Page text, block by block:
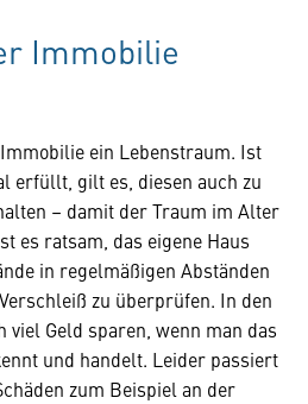
Immobilie
ein Lebenstraum. Ist
erfüllt, gilt es, diesen auch zu
– damit der Traum im Alter
es ratsam, das eigene Haus
in regelmäßigen Abständen
zu überprüfen. In den
Geld sparen, wenn man das
und handelt. Leider passiert
zum Beispiel an der